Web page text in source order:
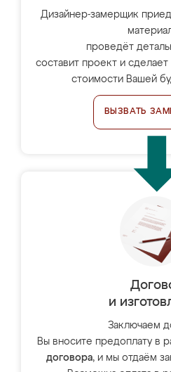
Дизайнер-замерщик
проведёт
составит проект и сделает
стоимости Вашей
ВЫЗВАТЬ
и
Заключаем
Вы вносите предоплату в
договора, и мы отдаём